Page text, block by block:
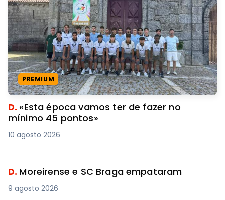
PREMIUM
D. «Esta época vamos ter de fazer no
mínimo 45 pontos»
10 agosto 2026
D. Moreirense e SC Braga empataram
9 agosto 2026